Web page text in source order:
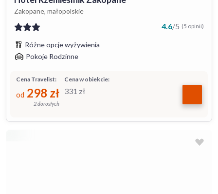
Zakopane, małopolskie
4.6/5 (5 opinii)
Różne opcje wyżywienia
Pokoje Rodzinne
Cena w obiekcie:
331 zł
Cena Travelist:
od 298 zł
2 dorosłych